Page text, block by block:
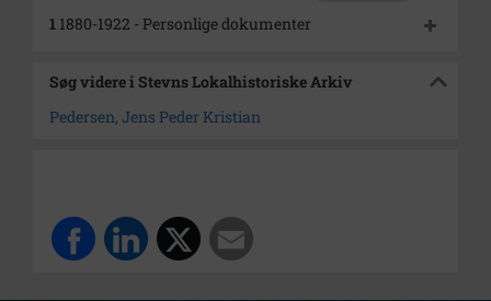
1 1880-1922 - Personlige dokumenter
Søg videre i Stevns Lokalhistoriske Arkiv
Pedersen, Jens Peder Kristian